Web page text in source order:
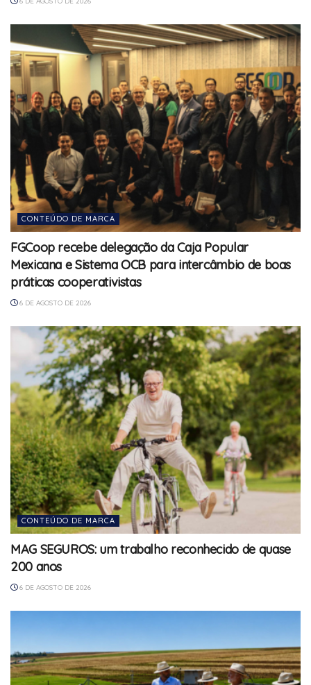
CONTEÚDO DE MARCA
FGCoop recebe delegação da Caja Popular
Mexicana e Sistema OCB para intercâmbio de boas
práticas cooperativistas
6 DE AGOSTO DE 2026
CONTEÚDO DE MARCA
MAG SEGUROS: um trabalho reconhecido de quase
200 anos
6 DE AGOSTO DE 2026